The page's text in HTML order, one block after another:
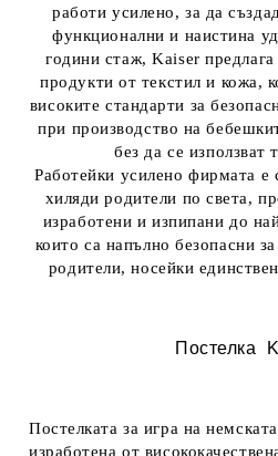
работи усилено, за да
функционални и наистина
години стаж, Kaiser предлага
продукти от текстил и кожа,
високите стандарти за
при производство на
без да се използват
Работейки усилено фирмата е
хиляди родители по света,
изработени и изпипани до
които са напълно безопасни
родители, носейки
Постелка
Постелката за игра на
изработена от